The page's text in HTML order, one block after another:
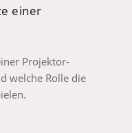
einer
Projektor-
welche Rolle die